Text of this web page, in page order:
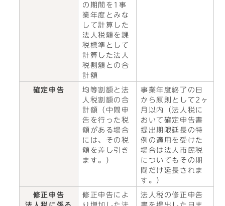
の期間を1事
業年度とみな
して計算した
法人税額を課
税標準として
計算した法人
税割額との合
計額
確定申告
均等割額と法
人税割額の合
計額（中間申
告を行った税
額がある場合
には、その税
額を差し引き
ます。）
事業年度終了の日
から原則として2ヶ
月以内（法人税に
おいて確定申告書
提出期限延長の特
例の適用を受けた
場合は法人市民税
についてもその期
間だけ延長されま
す。）
修正申告
修正申告によ
法人税の修正申告